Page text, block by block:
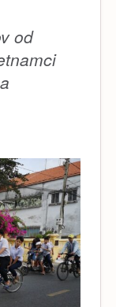
od